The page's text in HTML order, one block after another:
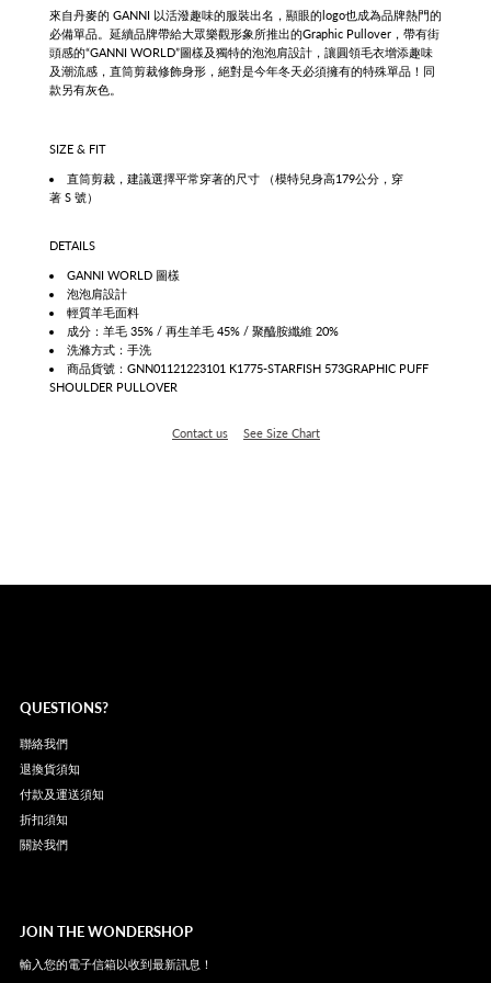
來自丹麥的 GANNI 以活潑趣味的服裝出名，顯眼的logo也成為品牌熱門的
必備單品。延續品牌帶給大眾樂觀形象所推出的Graphic Pullover， 帶有街
頭感的“GANNI WORLD”圖樣及獨特的泡泡肩設計，讓圓領毛衣增添趣味
及潮流感，直筒剪裁修飾身形，絕對是今年冬天必須擁有的特殊單品！ 同
款另有灰色。
SIZE & FIT
直筒剪裁，建議選擇平常穿著的尺寸 （模特兒身高179公分，穿
著 S 號）
DETAILS
GANNI WORLD 圖樣
泡泡肩設計
輕質羊毛面料
成分： 羊毛 35% / 再生羊毛 45% / 聚醯胺纖維 20%
洗滌方式：手洗
商品貨號：GNN01121223101 K1775-STARFISH 573GRAPHIC PUFF
SHOULDER PULLOVER
Contact us See Size Chart
QUESTIONS?
聯絡我們
退換貨須知
付款及運送須知
折扣須知
關於我們
JOIN THE WONDERSHOP
輸入您的電子信箱以收到最新訊息！